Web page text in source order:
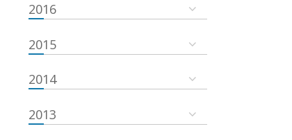
2016
2015
2014
2013